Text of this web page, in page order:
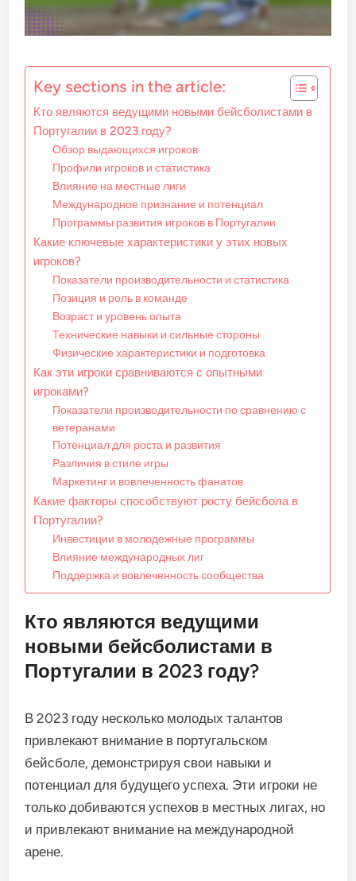
Key sections in the article:
Кто являются ведущими новыми бейсболистами в
Португалии в 2023 году?
Обзор выдающихся игроков
Профили игроков и статистика
Влияние на местные лиги
Международное признание и потенциал
Программы развития игроков в Португалии
Какие ключевые характеристики у этих новых
игроков?
Показатели производительности и статистика
Позиция и роль в команде
Возраст и уровень опыта
Технические навыки и сильные стороны
Физические характеристики и подготовка
Как эти игроки сравниваются с опытными
игроками?
Показатели производительности по сравнению с
ветеранами
Потенциал для роста и развития
Различия в стиле игры
Маркетинг и вовлеченность фанатов
Какие факторы способствуют росту бейсбола в
Португалии?
Инвестиции в молодежные программы
Влияние международных лиг
Поддержка и вовлеченность сообщества
Кто являются ведущими
новыми бейсболистами в
Португалии в 2023 году?
В 2023 году несколько молодых талантов
привлекают внимание в португальском
бейсболе, демонстрируя свои навыки и
потенциал для будущего успеха. Эти игроки не
только добиваются успехов в местных лигах, но
и привлекают внимание на международной
арене.